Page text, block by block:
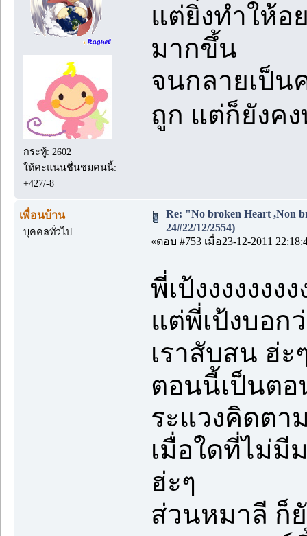
กระทู้: 2602
ให้คะแนนชื่นชมคนนี้:
+427/-8
แต่ยิ่งทำให้อ
มากขึ้น
จนกลายเป็น
ถูก แต่ก็ยังค
เพื่อนบ้าน
บุคคลทั่วไป
Re: "No broken Heart ,Non
24#22/12/2554)
«ตอบ #753 เมื่อ23-12-2011
พี่เป้งงงงงง
แต่พี่เป้งบอก
เราสับสน ฮ่ะ
ตอนนี้เป็นตอ
ระแวงคิดตา
เมื่อใดที่ไม่มี
ฮ่ะๆ
ส่วนหมาลี ก็